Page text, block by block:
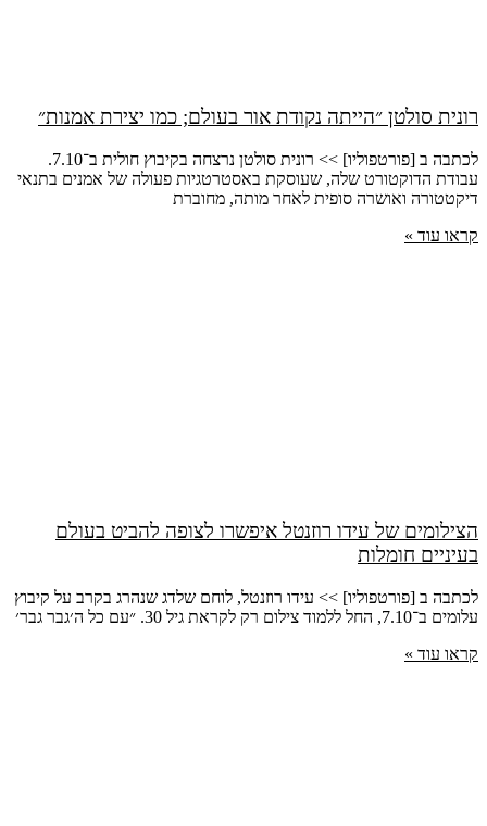
רונית סולטן ״הייתה נקודת אור בעולם; כמו יצירת אמנות״
לכתבה ב [פורטפוליו] >> רונית סולטן נרצחה בקיבוץ חולית ב־7.10.
עבודת הדוקטורט שלה, שעוסקת באסטרטגיות פעולה של אמנים בתנאי
דיקטטורה ואושרה סופית לאחר מותה, מחוברת
קראו עוד »
הצילומים של עידו רוזנטל איפשרו לצופה להביט בעולם
בעיניים חומלות
לכתבה ב [פורטפוליו] >> עידו רוזנטל, לוחם שלדג שנהרג בקרב על קיבוץ
עלומים ב־7.10, החל ללמוד צילום רק לקראת גיל 30. ״עם כל ה׳גבר גבר׳
קראו עוד »